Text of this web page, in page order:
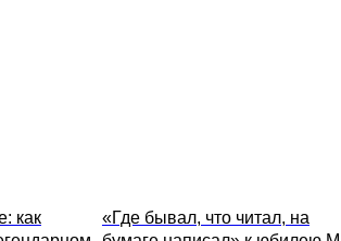
как
«Где бывал, что читал, на